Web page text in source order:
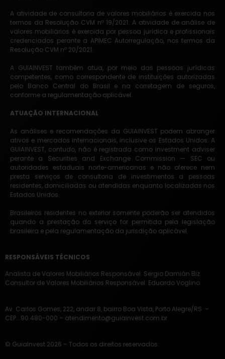
A atividade de consultoria de valores mobiliários é exercida nos
termos da Resolução CVM nº 19/2021. A atividade de análise de
valores mobiliários é exercida por pessoa jurídica e profissionais
credenciados perante a APIMEC Autorregulação, nos termos da
Resolução CVM nº 20/2021.
A GUIAINVEST também atua, por meio das pessoas jurídicas
competentes, como correspondente de instituições autorizadas
pelo Banco Central do Brasil e na corretagem de seguros,
conforme a regulamentação aplicável.
ATUAÇÃO INTERNACIONAL
As análises e recomendações da GUIAINVEST podem abranger
ativos e mercados internacionais, inclusive os Estados Unidos. A
GUIAINVEST, contudo, não é registrada como investment adviser
perante a Securities and Exchange Commission — SEC ou
autoridades estaduais norte-americanas e não oferece nem
presta serviços de consultoria de investimentos a pessoas
residentes, domiciliadas ou atendidas enquanto localizadas nos
Estados Unidos.
Brasileiros residentes no exterior somente poderão ser atendidos
quando a prestação do serviço for permitida pela legislação
brasileira e pela regulamentação da jurisdição aplicável.
RESPONSÁVEIS TÉCNICOS
Analista de Valores Mobiliários Responsável: Sergio Damián Biz
Consultor de Valores Mobiliários Responsável: Eduardo Voglino
Av. Carlos Gomes, 222, andar 8, bairro Boa Vista, Porto Alegre/RS –
CEP.: 90.480-000 – atendimento@guiainvest.com.br
© GuiaInvest 2026 – Todos os direitos reservados.